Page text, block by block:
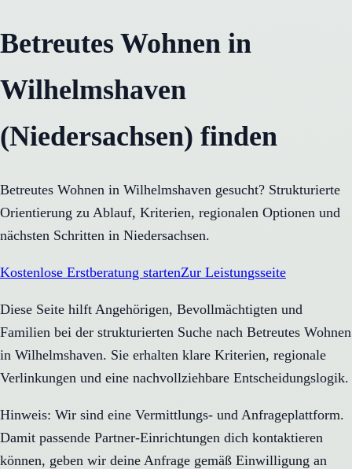
Betreutes Wohnen in
Wilhelmshaven
(Niedersachsen) finden
Betreutes Wohnen in Wilhelmshaven gesucht? Strukturierte
Orientierung zu Ablauf, Kriterien, regionalen Optionen und
nächsten Schritten in Niedersachsen.
Kostenlose Erstberatung startenZur Leistungsseite
Diese Seite hilft Angehörigen, Bevollmächtigten und
Familien bei der strukturierten Suche nach Betreutes Wohnen
in Wilhelmshaven. Sie erhalten klare Kriterien, regionale
Verlinkungen und eine nachvollziehbare Entscheidungslogik.
Hinweis: Wir sind eine Vermittlungs- und Anfrageplattform.
Damit passende Partner-Einrichtungen dich kontaktieren
können, geben wir deine Anfrage gemäß Einwilligung an